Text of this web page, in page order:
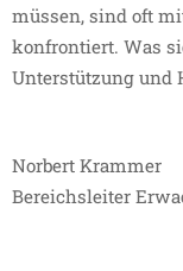
müssen, sind oft
konfrontiert. Was
Unterstützung und
Norbert Krammer
Bereichsleiter